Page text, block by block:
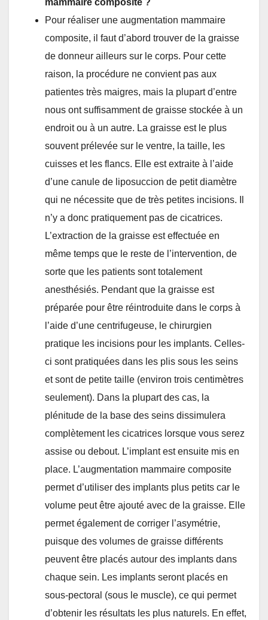
mammaire composite ?
Pour réaliser une augmentation mammaire
composite, il faut d’abord trouver de la graisse
de donneur ailleurs sur le corps. Pour cette
raison, la procédure ne convient pas aux
patientes très maigres, mais la plupart d’entre
nous ont suffisamment de graisse stockée à un
endroit ou à un autre. La graisse est le plus
souvent prélevée sur le ventre, la taille, les
cuisses et les flancs. Elle est extraite à l’aide
d’une canule de liposuccion de petit diamètre
qui ne nécessite que de très petites incisions. Il
n’y a donc pratiquement pas de cicatrices.
L’extraction de la graisse est effectuée en
même temps que le reste de l’intervention, de
sorte que les patients sont totalement
anesthésiés. Pendant que la graisse est
préparée pour être réintroduite dans le corps à
l’aide d’une centrifugeuse, le chirurgien
pratique les incisions pour les implants. Celles-
ci sont pratiquées dans les plis sous les seins
et sont de petite taille (environ trois centimètres
seulement). Dans la plupart des cas, la
plénitude de la base des seins dissimulera
complètement les cicatrices lorsque vous serez
assise ou debout. L’implant est ensuite mis en
place. L’augmentation mammaire composite
permet d’utiliser des implants plus petits car le
volume peut être ajouté avec de la graisse. Elle
permet également de corriger l’asymétrie,
puisque des volumes de graisse différents
peuvent être placés autour des implants dans
chaque sein. Les implants seront placés en
sous-pectoral (sous le muscle), ce qui permet
d’obtenir les résultats les plus naturels. En effet,